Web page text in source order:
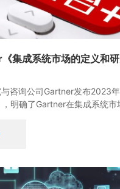
咨询公司Gartner发布2023
明确了Gartner在集成系统市
商之一，再次成为Gartner研究
、Nutanix、Cisco、HPE等共